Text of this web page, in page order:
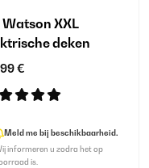
Watson XXL
deken
€
Meld me bij beschikbaarheid.
informeren u zodra het op
is.